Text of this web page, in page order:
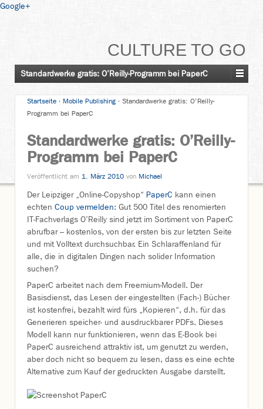
Google+
CULTURE TO GO
Standardwerke gratis: O’Reilly-Programm bei PaperC
Startseite › Mobile Publishing › Standardwerke gratis: O’Reilly-
Programm bei PaperC
Standardwerke gratis: O’Reilly-
Programm bei PaperC
Veröffentlicht am 1. März 2010 von Michael
Der Leipziger „Online-Copyshop“ PaperC kann einen
echten Coup vermelden: Gut 500 Titel des renomierten
IT-Fachverlags O’Reilly sind jetzt im Sortiment von PaperC
abrufbar – kostenlos, von der ersten bis zur letzten Seite
und mit Volltext durchsuchbar. Ein Schlaraffenland für
alle, die in digitalen Dingen nach solider Information
suchen?
PaperC arbeitet nach dem Freemium-Modell. Der
Basisdienst, das Lesen der eingestellten (Fach-) Bücher
ist kostenfrei, bezahlt wird fürs „Kopieren“, d.h. für das
Generieren speicher- und ausdruckbarer PDFs. Dieses
Modell kann nur funktionieren, wenn das E-Book bei
PaperC ausreichend attraktiv ist, um genutzt zu werden,
aber doch nicht so bequem zu lesen, dass es eine echte
Alternative zum Kauf der gedruckten Ausgabe darstellt.